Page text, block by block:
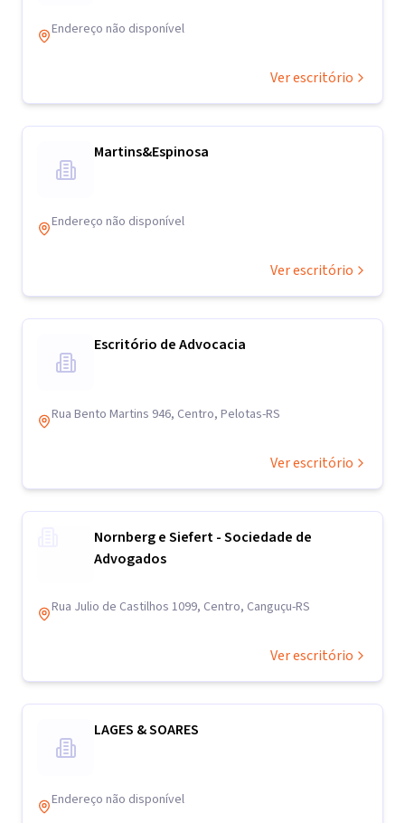
Endereço não disponível
Ver escritório
Martins&Espinosa
Endereço não disponível
Ver escritório
Escritório de Advocacia
Rua Bento Martins 946, Centro, Pelotas-RS
Ver escritório
Nornberg e Siefert - Sociedade de
Advogados
Rua Julio de Castilhos 1099, Centro, Canguçu-RS
Ver escritório
LAGES & SOARES
Endereço não disponível